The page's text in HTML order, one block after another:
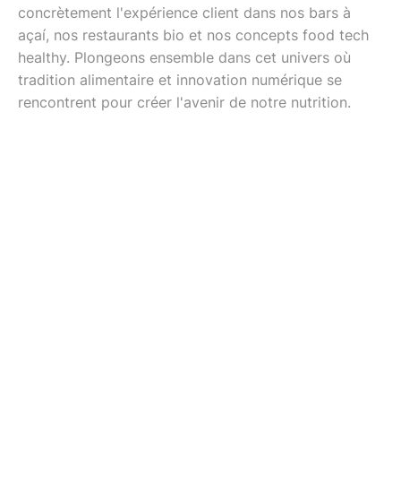
concrètement l'expérience client dans nos bars à
açaí, nos restaurants bio et nos concepts food tech
healthy. Plongeons ensemble dans cet univers où
tradition alimentaire et innovation numérique se
rencontrent pour créer l'avenir de notre nutrition.